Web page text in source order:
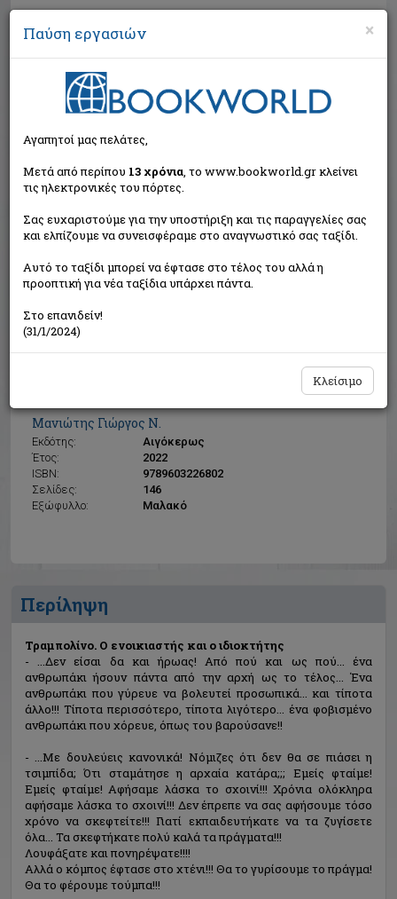
Αναζήτηση
Τραμπολίνο. Ο ενοικιαστής και ο ιδιοκτήτης
Μανιώτης Γιώργος Ν.
Εκδότης:
Αιγόκερως
Έτος:
2022
ISBN:
9789603226802
Σελίδες:
146
Εξώφυλλο:
Μαλακό
Η τιμή μας:
Δεν υπάρχει δυνατότητα παραγγελίας
Περίληψη
Τραμπολίνο. Ο ενοικιαστής και ο ιδιοκτήτης
- ...Δεν είσαι δα και ήρωας! Από πού και ως πού... ένα
ανθρωπάκι ήσουν πάντα από την αρχή ως το τέλος... Ένα
ανθρωπάκι που γύρευε να βολευτεί προσωπικά... και τίποτα
άλλο!!! Τίποτα περισσότερο, τίποτα λιγότερο... ένα φοβισμένο
ανθρωπάκι που χόρευε, όπως του βαρούσανε!!
- ...Με δουλεύεις κανονικά! Νόμιζες ότι δεν θα σε πιάσει η
τσιμπίδα; Ότι σταμάτησε η αρχαία κατάρα;;; Εμείς φταίμε!
Εμείς φταίμε! Αφήσαμε λάσκα το σχοινί!!! Χρόνια ολόκληρα
αφήσαμε λάσκα το σχοινί!!! Δεν έπρεπε να σας αφήσουμε τόσο
χρόνο να σκεφτείτε!!! Γιατί εκπαιδευτήκατε να τα ζυγίσετε
όλα... Τα σκεφτήκατε πολύ καλά τα πράγματα!!!
Λουφάξατε και πονηρέψατε!!!!
Αλλά ο κόμπος έφτασε στο χτένι!!! Θα το γυρίσουμε το πράγμα!
Θα το φέρουμε τούμπα!!!
×
Παύση εργασιών
Αγαπητοί μας πελάτες,
Μετά από περίπου 13 χρόνια, το www.bookworld.gr κλείνει
τις ηλεκτρονικές του πόρτες.
Σας ευχαριστούμε για την υποστήριξη και τις παραγγελίες σας
και ελπίζουμε να συνεισφέραμε στο αναγνωστικό σας ταξίδι.
Αυτό το ταξίδι μπορεί να έφτασε στο τέλος του αλλά η
προοπτική για νέα ταξίδια υπάρχει πάντα.
Στο επανιδείν!
(31/1/2024)
Κλείσιμο